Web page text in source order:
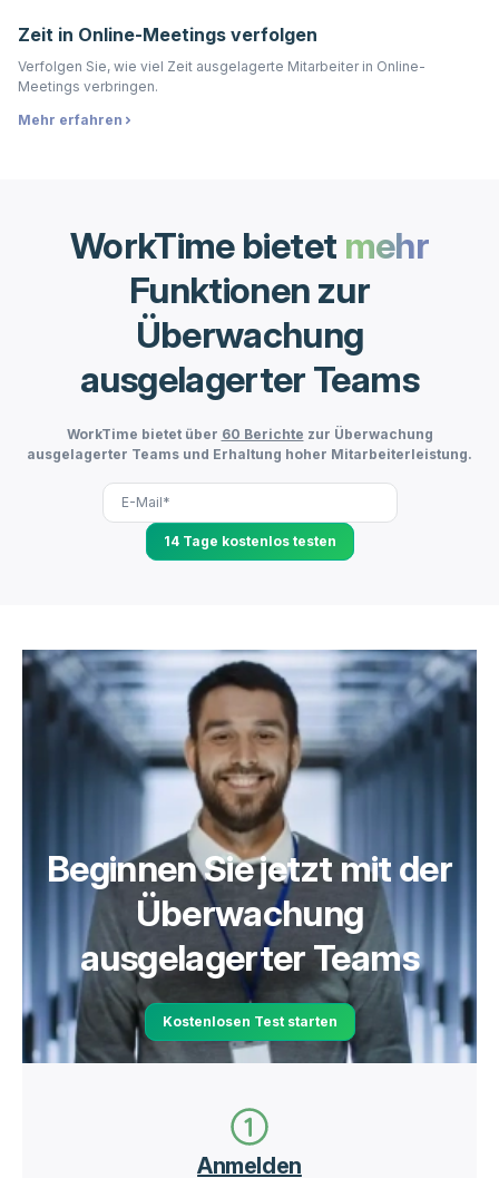
Zeit in Online-Meetings verfolgen
Verfolgen Sie, wie viel Zeit ausgelagerte Mitarbeiter in Online-
Meetings verbringen.
Mehr erfahren
WorkTime bietet mehr
Funktionen zur
Überwachung
ausgelagerter Teams
WorkTime bietet über 60 Berichte zur Überwachung
ausgelagerter Teams und Erhaltung hoher Mitarbeiterleistung.
14 Tage kostenlos testen
Beginnen Sie jetzt mit der
Überwachung
ausgelagerter Teams
Kostenlosen Test starten
Anmelden